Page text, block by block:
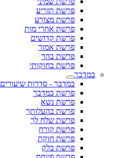
פרשת תזריע
פרשת מצורע
פרשת אחרי מות
פרשת קדושים
פרשת אמור
פרשת בהר
פרשת בחוקותי
במדבר
במדבר - סדרות שיעורים
פרשת במדבר
פרשת נשא
פרשת בהעלותך
פרשת שלח לך
פרשת קורח
פרשת חוקת
פרשת בלק